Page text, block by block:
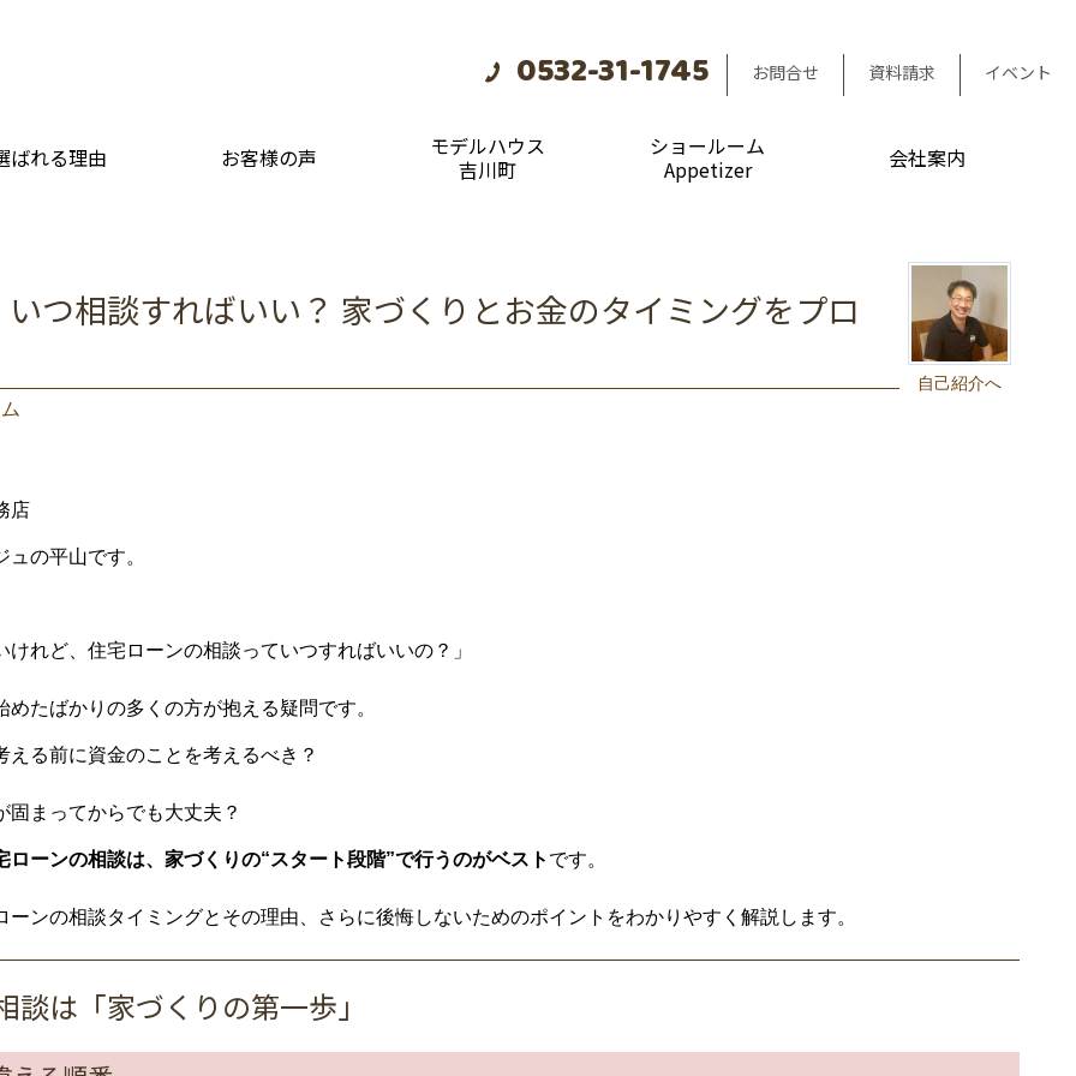
0532-31-1745 お問合せ 資料請求 イベント
ばれる理由 お客様の声
モデルハウス
吉川町
ショールーム
Appetizer
会社案内
自己紹介へ
つ相談すればいい？ 家づくりとお金のタイミングをプロ
店
の平山です。
けれど、住宅ローンの相談っていつすればいいの？」
たばかりの多くの方が抱える疑問です。
える前に資金のことを考えるべき？
固まってからでも大丈夫？
ローンの相談は、家づくりの“スタート段階”で行うのがベスト です。
ーンの相談タイミングとその理由、さらに後悔しないためのポイントをわかりやすく解説します。
談は「家づくりの第一歩」